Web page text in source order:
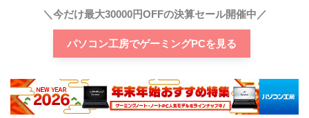
＼今だけ最大30000円OFFの決算セール開催中／
パソコン工房でゲーミングPCを見る